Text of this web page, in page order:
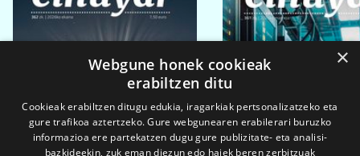
×
Webgune honek cookieak
erabiltzen ditu
Cookieak erabiltzen ditugu edukia, iragarkiak pertsonalizatzeko eta
gure trafikoa aztertzeko. Gure webgunearen erabilerari buruzko
informazioa ere partekatzen dugu gure publizitate- eta analisi-
bazkideekin, zuk eman diezun edo haiek beren zerbitzuak